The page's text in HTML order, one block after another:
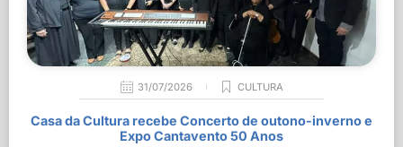
31/07/2026 CULTURA
Casa da Cultura recebe Concerto de outono-inverno e
Expo Cantavento 50 Anos